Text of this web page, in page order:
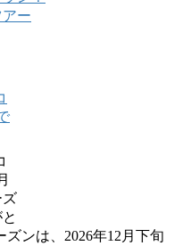
ー
ズ
ズンは、2026年12月下旬